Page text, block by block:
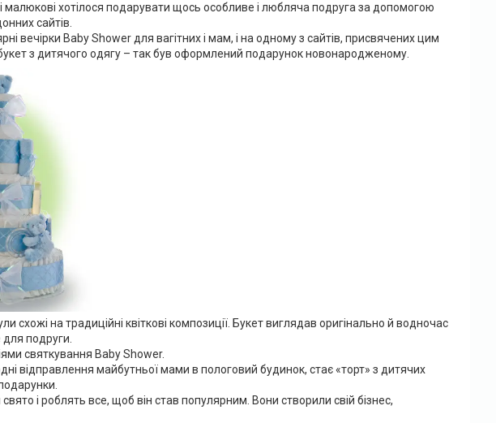
малюкові хотілося подарувати щось особливе і любляча подруга за допомогою
сайтів.
вечірки Baby Shower для вагітних і мам, і на одному з сайтів, присвячених цим
з дитячого одягу – так був оформлений подарунок новонародженому.
схожі на традиційні квіткові композиції. Букет виглядав оригінально й водночас
подруги.
святкування Baby Shower.
відправлення майбутньої мами в пологовий будинок, стає «торт» з дитячих
і роблять все, щоб він став популярним. Вони створили свій бізнес,